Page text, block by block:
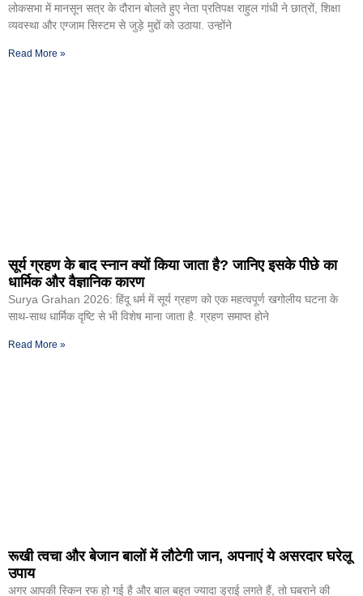
लोकसभा में मानसून सत्र के दौरान बोलते हुए नेता प्रतिपक्ष राहुल गांधी ने छात्रों, शिक्षा
व्यवस्था और एग्जाम सिस्टम से जुड़े मुद्दों को उठाया. उन्होंने
Read More »
सूर्य ग्रहण के बाद स्नान क्यों किया जाता है? जानिए इसके पीछे का
धार्मिक और वैज्ञानिक कारण
Surya Grahan 2026: हिंदू धर्म में सूर्य ग्रहण को एक महत्वपूर्ण खगोलीय घटना के
साथ-साथ धार्मिक दृष्टि से भी विशेष माना जाता है. ग्रहण समाप्त होने
Read More »
रूखी त्वचा और बेजान बालों में लौटेगी जान, अपनाएं ये असरदार घरेलू
उपाय
अगर आपकी स्किन रफ हो गई है और बाल बहुत ज्यादा ड्राई लगते हैं, तो घबराने की